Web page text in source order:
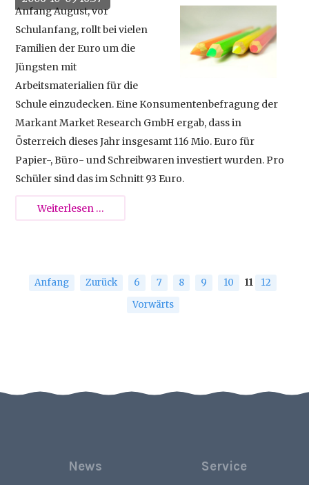
Anfang August, vor
Schulanfang, rollt bei vielen
Familien der Euro um die
Jüngsten mit
Arbeitsmaterialien für die
Schule einzudecken. Eine Konsumentenbefragung der
Markant Market Research GmbH ergab, dass in
Österreich dieses Jahr insgesamt 116 Mio. Euro für
Papier-, Büro- und Schreibwaren investiert wurden. Pro
Schüler sind das im Schnitt 93 Euro.
Weiterlesen …Teurer
Anfang Zurück 6 7 8 9 10 11
12
Vorwärts
News Service